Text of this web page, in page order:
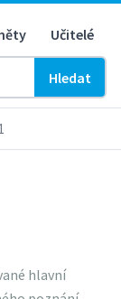
Učitelé
Hledat
hlavní